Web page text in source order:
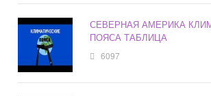
СЕВЕРНАЯ АМЕРИКА
ПОЯСА ТАБЛИЦА
6097